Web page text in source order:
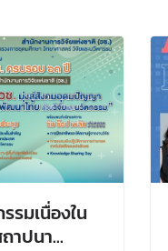
รมเนื่องใน
าปนา